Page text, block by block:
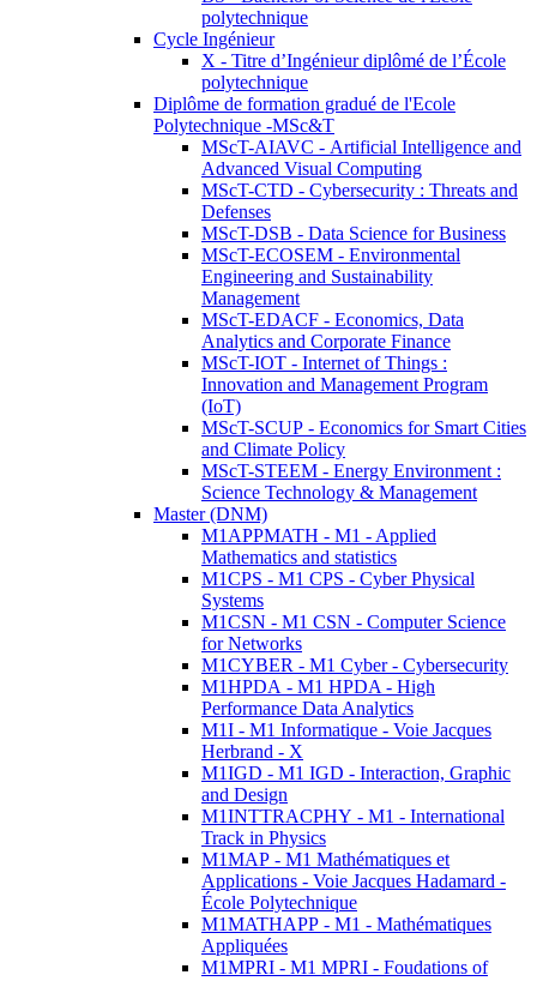
polytechnique
Cycle Ingénieur
X - Titre d’Ingénieur diplômé de l’École
polytechnique
Diplôme de formation gradué de l'Ecole
Polytechnique -MSc&T
MScT-AIAVC - Artificial Intelligence and
Advanced Visual Computing
MScT-CTD - Cybersecurity : Threats and
Defenses
MScT-DSB - Data Science for Business
MScT-ECOSEM - Environmental
Engineering and Sustainability
Management
MScT-EDACF - Economics, Data
Analytics and Corporate Finance
MScT-IOT - Internet of Things :
Innovation and Management Program
(IoT)
MScT-SCUP - Economics for Smart Cities
and Climate Policy
MScT-STEEM - Energy Environment :
Science Technology & Management
Master (DNM)
M1APPMATH - M1 - Applied
Mathematics and statistics
M1CPS - M1 CPS - Cyber Physical
Systems
M1CSN - M1 CSN - Computer Science
for Networks
M1CYBER - M1 Cyber - Cybersecurity
M1HPDA - M1 HPDA - High
Performance Data Analytics
M1I - M1 Informatique - Voie Jacques
Herbrand - X
M1IGD - M1 IGD - Interaction, Graphic
and Design
M1INTTRACPHY - M1 - International
Track in Physics
M1MAP - M1 Mathématiques et
Applications - Voie Jacques Hadamard -
École Polytechnique
M1MATHAPP - M1 - Mathématiques
Appliquées
M1MPRI - M1 MPRI - Foudations of